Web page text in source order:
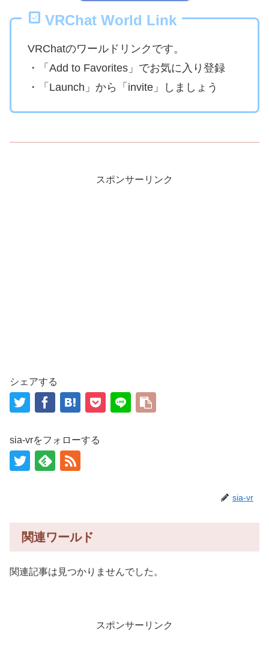
VRChat World Link
VRChatのワールドリンクです。
・「Add to Favorites」でお気に入り登録
・「Launch」から「invite」しましょう
スポンサーリンク
シェアする
sia-vrをフォローする
sia-vr
関連ワールド
関連記事は見つかりませんでした。
スポンサーリンク